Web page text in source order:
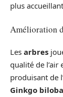
plus
Amélioration
Les arbres
qualité de l’air
produisant de
Ginkgo biloba